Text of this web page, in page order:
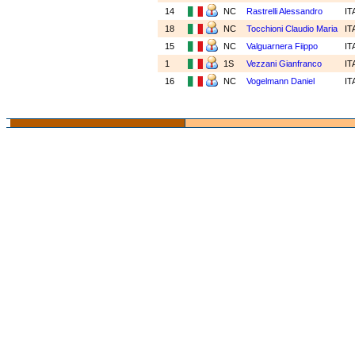
14
NC Rastrelli Alessandro
18
NC Tocchioni Claudio Maria
15
NC Valguarnera Fiippo
1
1S Vezzani Gianfranco
16
NC Vogelmann Daniel